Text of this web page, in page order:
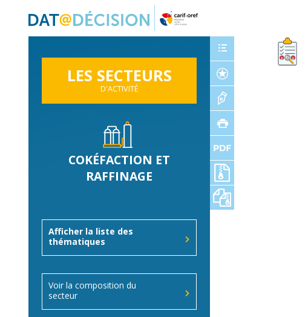
LES SECTEURS
D'ACTIVITÉ
COKÉFACTION ET
RAFFINAGE
Afficher la liste des
thématiques
Voir la composition du
secteur